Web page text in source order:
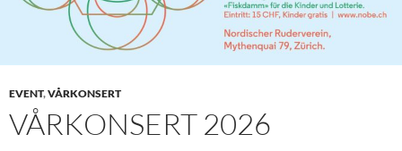
EVENT,VÅRKONSERT
VÅRKONSERT 2026